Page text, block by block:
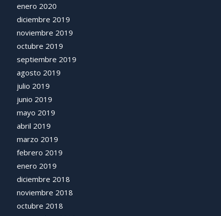
enero 2020
diciembre 2019
noviembre 2019
octubre 2019
septiembre 2019
agosto 2019
julio 2019
junio 2019
mayo 2019
abril 2019
marzo 2019
febrero 2019
enero 2019
diciembre 2018
noviembre 2018
octubre 2018